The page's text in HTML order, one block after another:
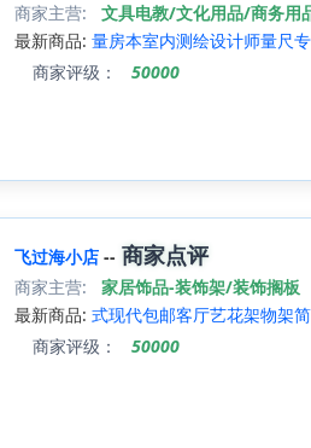
商家主营:
文具电教/文化用品/商务用
最新商品: 量房本室内测绘设计师量尺
商家评级：
50000
飞过海小店 -- 商家点评
商家主营:
家居饰品-装饰架/装饰搁板
最新商品: 式现代包邮客厅艺花架物架
商家评级：
50000